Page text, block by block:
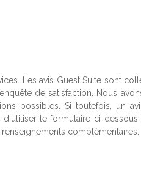
Les avis Guest Suite sont
de satisfaction. Nous
possibles. Si toutefois, un
le formulaire ci-
complémentaires.